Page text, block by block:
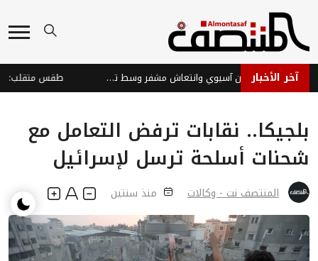
آخر الأخبار الأسواق العالمية: تباين آسيوي وانتعاش مشفر وسط تحديات
بلجيكا.. نقابات ترفض التعامل مع
شحنات أسلحة ترسل لإسرائيل
المنتصف نت - وكالات منذ سنتين